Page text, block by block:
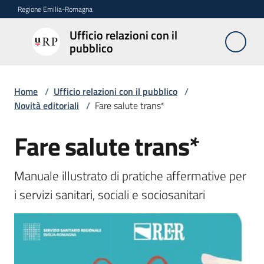
Vai al contenuto
Vai alla navigazione
Vai al footer
Regione Emilia-Romagna
Ufficio relazioni con il
pubblico
Ufficio
relazioni
pubblico
Novità
Servizi
dell'Urp
Accesso
Home / Ufficio relazioni con il pubblico /
Novità editoriali / Fare salute trans*
Salta al contenuto
Fare salute trans*
Manuale illustrato di pratiche affermative per
i servizi sanitari, sociali e sociosanitari